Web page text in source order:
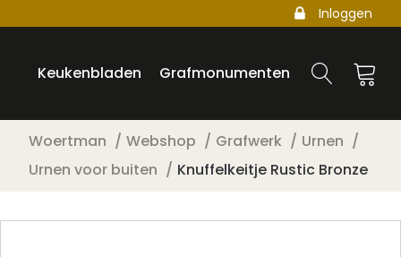
Inloggen
Keukenbladen Grafmonumenten
Woertman Webshop Grafwerk
Urnen
Urnen voor buiten
Knuffelkeitje Rustic Bronze